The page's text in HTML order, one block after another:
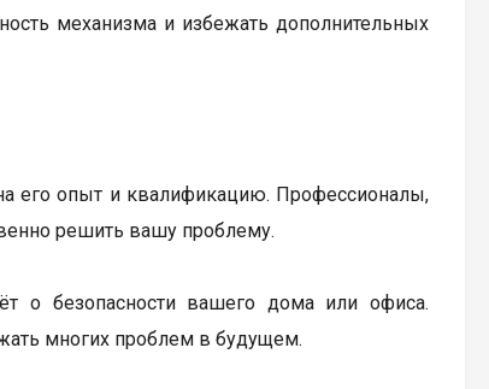
механизма и избежать дополнительных
его опыт и квалификацию. Профессионалы,
решить вашу проблему.
о безопасности вашего дома или офиса.
многих проблем в будущем.